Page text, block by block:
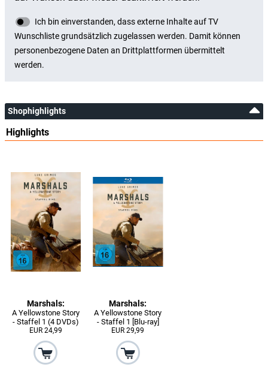
Shophighlights
Highlights
Marshals:
A Yellowstone Story
- Staffel 1 (4 DVDs)
EUR 24,99
Marshals:
A Yellowstone Story
- Staffel 1 [Blu-ray]
EUR 29,99